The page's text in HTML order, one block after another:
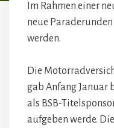
Im Rahmen einer
neue
werden.
Die
gab Anfang Januar
als BSB-
aufgeben werde.